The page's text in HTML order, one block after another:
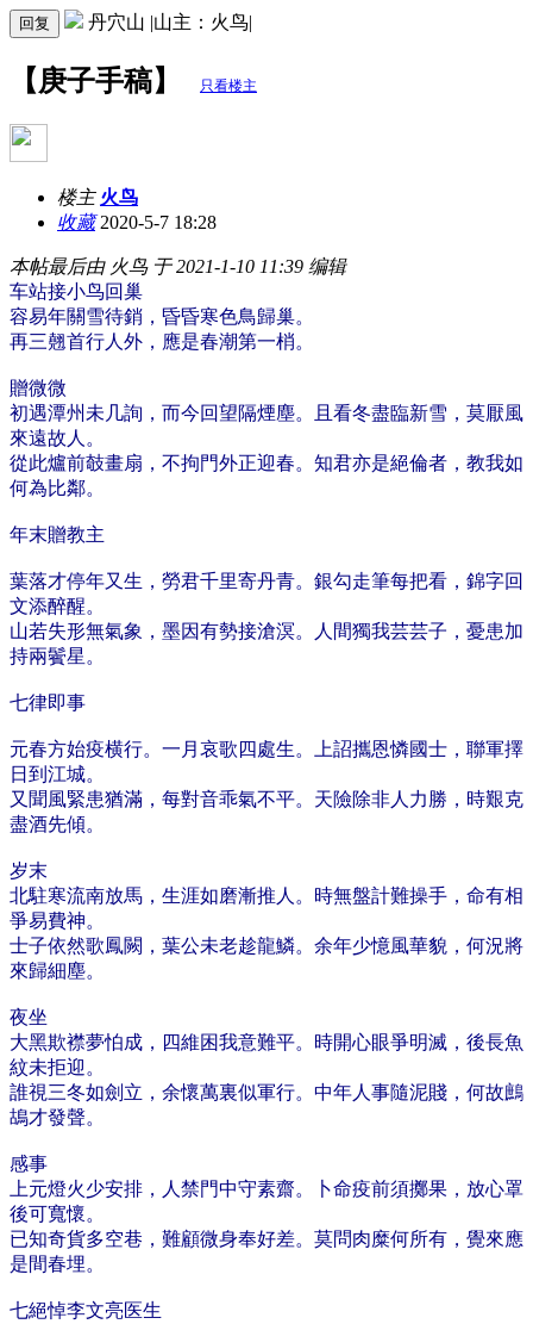
回复 丹穴山 |山主：火鸟|
【庚子手稿】 只看楼主
楼主 火鸟
收藏2020-5-7 18:28
本帖最后由 火鸟 于 2021-1-10 11:39 编辑
车站接小鸟回巢
容易年關雪待銷，昏昏寒色鳥歸巢。
再三翹首行人外，應是春潮第一梢。
贈微微
初遇潭州未几詢，而今回望隔煙塵。且看冬盡臨新雪，莫厭風
來遠故人。
從此爐前攲畫扇，不拘門外正迎春。知君亦是絕倫者，教我如
何為比鄰。
年末贈教主
葉落才停年又生，勞君千里寄丹青。銀勾走筆每把看，錦字回
文添醉醒。
山若失形無氣象，墨因有勢接滄溟。人間獨我芸芸子，憂患加
持兩鬢星。
七律即事
元春方始疫横行。一月哀歌四處生。上詔攜恩憐國士，聯軍擇
日到江城。​
​又聞風緊患猶滿，每對音乖氣不平。天險除非人力勝，時艱克
盡酒先傾。
岁末
北駐寒流南放馬，生涯如磨漸推人。​時無盤計難操手，命有相
爭易費神。
士子依然歌鳳闕，葉公未老趁龍鱗。余年少憶風華貌，何況將
來歸細塵。
夜坐
大黑欺襟夢怕成，四維困我意難平。時開心眼爭明滅，後長魚
紋未拒迎。
誰視三冬如劍立，余懷萬裏似軍行。中年人事隨泥賤，何故鷓
鴣才發聲。
感事
上元燈火少安排，人禁門中守素齋。卜命疫前須擲果，放心罩
後可寬懷。
已知奇貨多空巷，難顧微身奉好差。莫問肉糜何所有，覺來應
是間春埋。​
​七絕悼李文亮医生